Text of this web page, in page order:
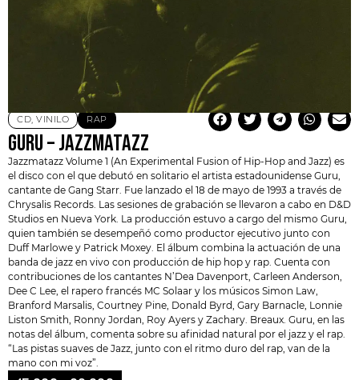
CD, VINILO RAP
GURU – JAZZMATAZZ
Jazzmatazz Volume 1 (An Experimental Fusion of Hip-Hop and Jazz) es
el disco con el que debutó en solitario el artista estadounidense Guru
cantante de Gang Starr . Fue lanzado el 18 de mayo de 1993 a través de
Chrysalis Records. Las sesiones de grabación se llevaron a cabo en D&D
Studios en Nueva York. La producción estuvo a cargo del mismo Guru,
quien también se desempeñó como productor ejecutivo junto con
Duff Marlowe y Patrick Moxey. El álbum combina la actuación de una
banda de jazz en vivo con producción de hip hop y rap. Cuenta con
contribuciones de los cantantes N’Dea Davenport, Carleen Anderson,
Dee C Lee, el rapero francés MC Solaar y los músicos Simon Law,
Branford Marsalis, Courtney Pine, Donald Byrd, Gary Barnacle, Lonnie
Liston Smith, Ronny Jordan, Roy Ayers y Zachary. Breaux. Guru, en las
notas del álbum, comenta sobre su afinidad natural por el jazz y el rap.
“Las pistas suaves de Jazz, junto con el ritmo duro del rap, van de la
mano con mi voz”.